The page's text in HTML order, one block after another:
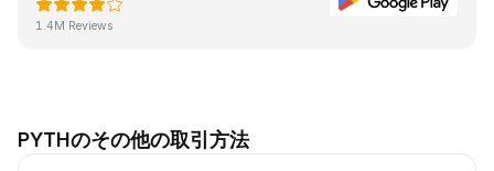
1.4M Reviews
PYTHのその他の取引方法